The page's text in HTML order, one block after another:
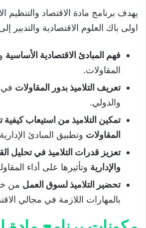
يهدف برنامج مادة الاقتصاد والتنظيم
اولى باك العلوم الاقتصادية والتدبير
فهم المبادئ الاقتصادية الأساسية
المقاولات.
تعريف التلاميذ بدور المقاولات في
والدولي.
تمكين التلاميذ من استيعاب كيفية
المقاولات وتطبيق المبادئ
تعزيز قدرات التلاميذ في تحليل
والإدارية وتأثيرها على أداء
تحضير التلاميذ لسوق العمل من
بالمهارات اللازمة في مجالي